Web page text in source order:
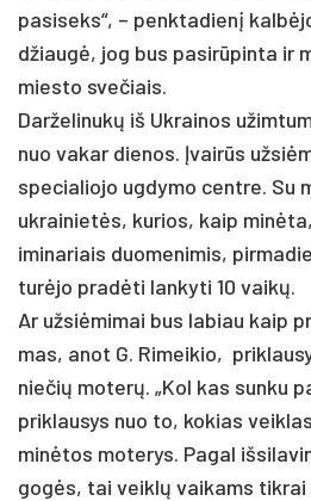
pa­si­seks“, – penk­ta­dienį
džiaugė, jog bus pa­si­rūpin­ta ir
mies­to sve­čiais.
Dar­že­li­nukų iš Uk­rai­nos
nuo va­kar die­nos. Įvairūs
spe­cia­lio­jo ug­dy­mo cent­re. Su
uk­rai­nietės, ku­rios, kaip
i­mi­na­riais duo­me­ni­mis,
turė­jo pra­dėti lan­ky­ti 10 vaikų.
Ar už­siė­mi­mai bus la­biau kaip
mas, anot G. Ri­mei­kio,
nie­čių mo­terų. „Kol kas sun­ku
pri­klau­sys nuo to, ko­kias
minė­tos moterys. Pa­gal
gogės, tai veiklų vai­kams tik­rai